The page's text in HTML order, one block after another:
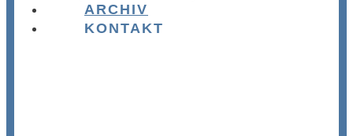
ARCHIV
KONTAKT